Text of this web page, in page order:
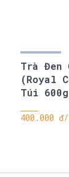
Trà Đen
(Royal
Túi 600g
400.000